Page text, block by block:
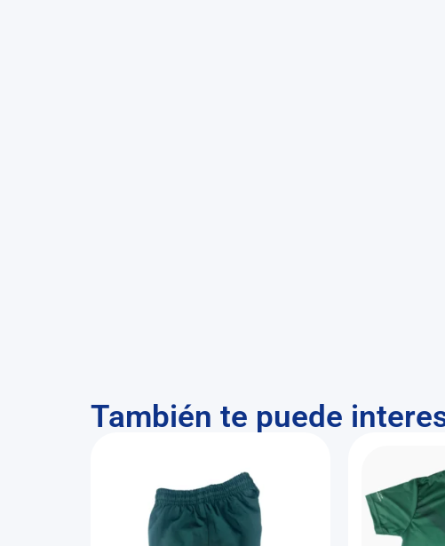
También te puede